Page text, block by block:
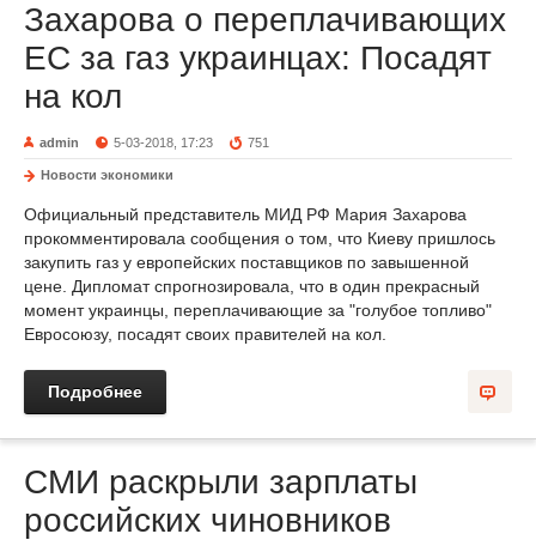
Захарова о переплачивающих
ЕС за газ украинцах: Посадят
на кол
admin 5-03-2018, 17:23 751
Новости экономики
Официальный представитель МИД РФ Мария Захарова
прокомментировала сообщения о том, что Киеву пришлось
закупить газ у европейских поставщиков по завышенной
цене. Дипломат спрогнозировала, что в один прекрасный
момент украинцы, переплачивающие за "голубое топливо"
Евросоюзу, посадят своих правителей на кол.
Подробнее
СМИ раскрыли зарплаты
российских чиновников